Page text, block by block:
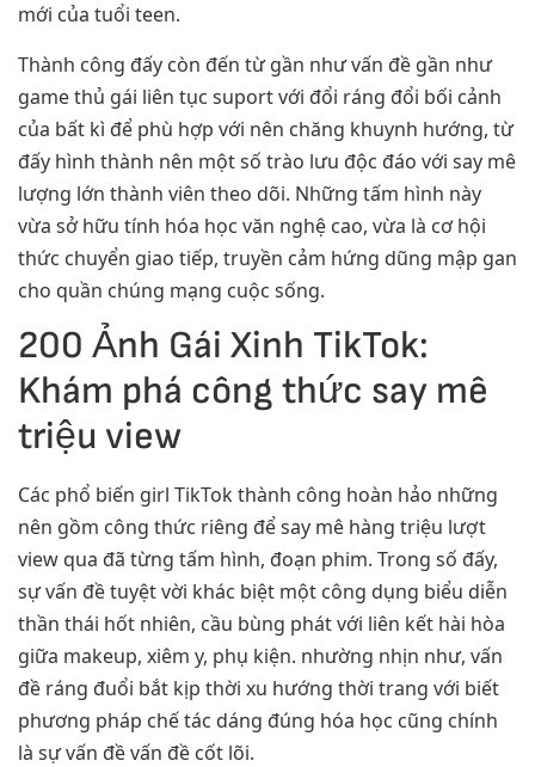
mới của tuổi teen.
Thành công đấy còn đến từ gần như vấn đề gần như
game thủ gái liên tục suport với đổi ráng đổi bối cảnh
của bất kì để phù hợp với nên chăng khuynh hướng, từ
đấy hình thành nên một số trào lưu độc đáo với say mê
lượng lớn thành viên theo dõi. Những tấm hình này
vừa sở hữu tính hóa học văn nghệ cao, vừa là cơ hội
thức chuyển giao tiếp, truyền cảm hứng dũng mập gan
cho quần chúng mạng cuộc sống.
200 Ảnh Gái Xinh TikTok:
Khám phá công thức say mê
triệu view
Các phổ biến girl TikTok thành công hoàn hảo những
nên gồm công thức riêng để say mê hàng triệu lượt
view qua đã từng tấm hình, đoạn phim. Trong số đấy,
sự vấn đề tuyệt vời khác biệt một công dụng biểu diễn
thần thái hốt nhiên, cầu bùng phát với liên kết hài hòa
giữa makeup, xiêm y, phụ kiện. nhường nhịn như, vấn
đề ráng đuổi bắt kịp thời xu hướng thời trang với biết
phương pháp chế tác dáng đúng hóa học cũng chính
là sự vấn đề vấn đề cốt lõi.